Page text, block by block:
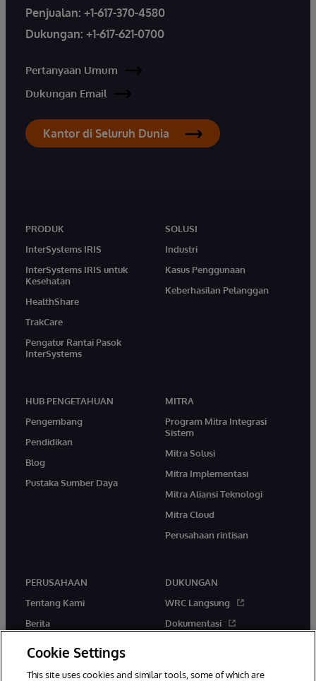
Penjualan: +1-617-370-4580
Dukungan: +1-617-621-0700
Pertanyaan Umum
Dukungan Email
Kantor di Seluruh Dunia
PRODUK
InterSystems IRIS
InterSystems IRIS untuk
Kesehatan
HealthShare
TrakCare
Pengatur Rantai Pasok
InterSystems
SOLUSI
Industri
Kasus Penggunaan
Keberhasilan Pelanggan
HUB PENGETAHUAN
Pengembang
Pendidikan
Blog
Pustaka Sumber Daya
MITRA
Program Mitra Integrasi
Sistem
Mitra Solusi
Mitra Implementasi
Mitra Aliansi Teknologi
Mitra Cloud
Perusahaan rintisan
PERUSAHAAN
Tentang Kami
Berita
DUKUNGAN
WRC Langsung
Dokumentasi
Cookie Settings
This site uses cookies and similar tools, some of which are